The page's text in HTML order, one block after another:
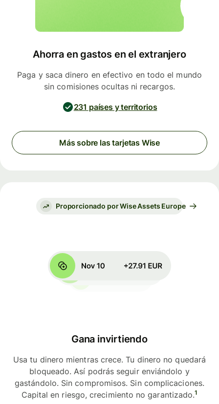
Ahorra en gastos en el extranjero
Paga y saca dinero en efectivo en todo el mundo
sin comisiones ocultas ni recargos.
231 países y territorios
Más sobre las tarjetas Wise
Proporcionado por Wise Assets Europe
Gana invirtiendo
Usa tu dinero mientras crece. Tu dinero no quedará
bloqueado. Así podrás seguir enviándolo y
gastándolo. Sin compromisos. Sin complicaciones.
Capital en riesgo, crecimiento no garantizado.1